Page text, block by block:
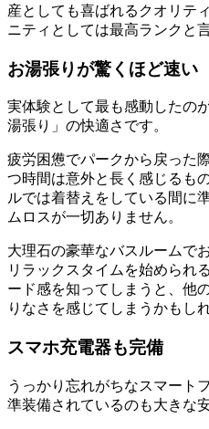
産としても喜ばれるクオリテ
ニティとしては最高ランクと
お湯張りが驚くほど速い
実体験として最も感動したの
湯張り」の快適さです。
疲労困憊でパークから戻った
つ時間は意外と長く感じるも
ルでは着替えをしている間に
ムロスが一切ありません。
大理石の豪華なバスルームで
リラックスタイムを始められ
ード感を知ってしまうと、他
りなさを感じてしまうかもし
スマホ充電器も完備
うっかり忘れがちなスマート
準装備されているのも大きな